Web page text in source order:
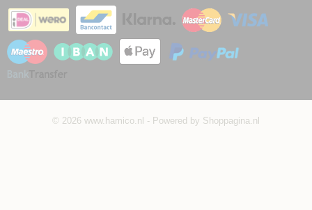
© 2026 www.hamico.nl - Powered by Shoppagina.nl